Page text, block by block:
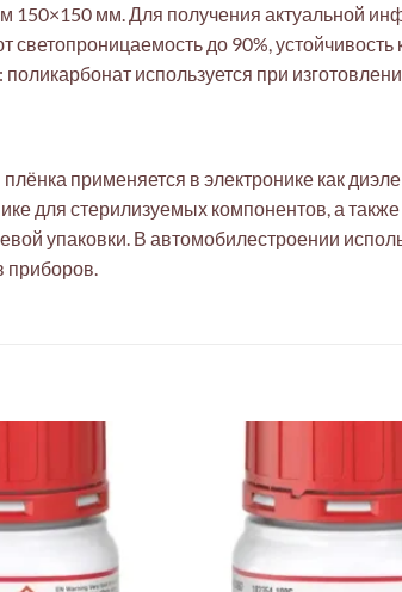
150×150 мм. Для получения актуальной
светопроницаемость до 90%,
используется при
применяется в электронике как
для стерилизуемых компонентов, а
упаковки. В автомобилестроении
приборов.